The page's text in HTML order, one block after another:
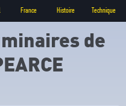
France Histoire Technique
de